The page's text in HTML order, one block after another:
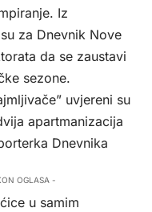
Iz
za Dnevnik Nove
da se zaustavi
sezone.
uvjereni su
apartmanizacija
Dnevnika
OGLASA -
u samim